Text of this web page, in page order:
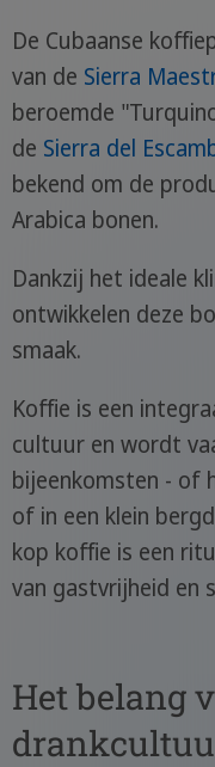
De Cubaanse
van de Sierra
beroemde
de Sierra del
bekend om de
Arabica bonen.
Dankzij het ideale
ontwikkelen deze
smaak.
Koffie is een
cultuur en wordt
bijeenkomsten - of
of in een klein
kop koffie is een
van gastvrijheid en
Het belang